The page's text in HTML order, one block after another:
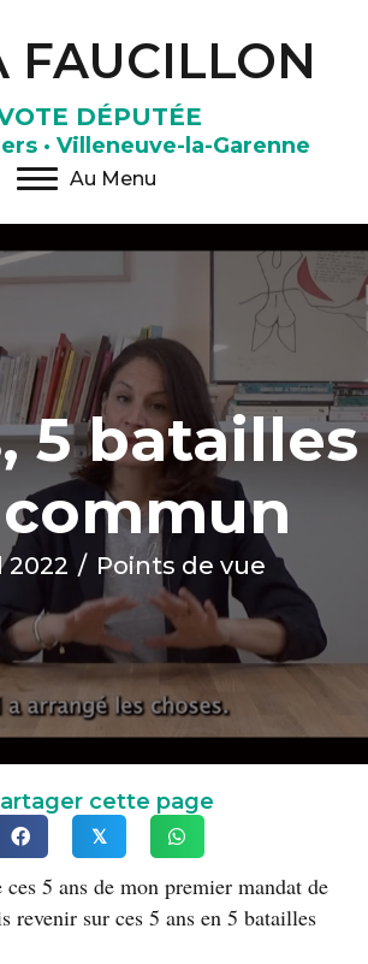
FAUCILLON
DÉPUTÉE
· Villeneuve-la-Garenne
Au Menu
5 batailles
2022 / Points de vue
cette page
𝕏
5 ans de mon premier mandat de
revenir sur ces 5 ans en 5 batailles